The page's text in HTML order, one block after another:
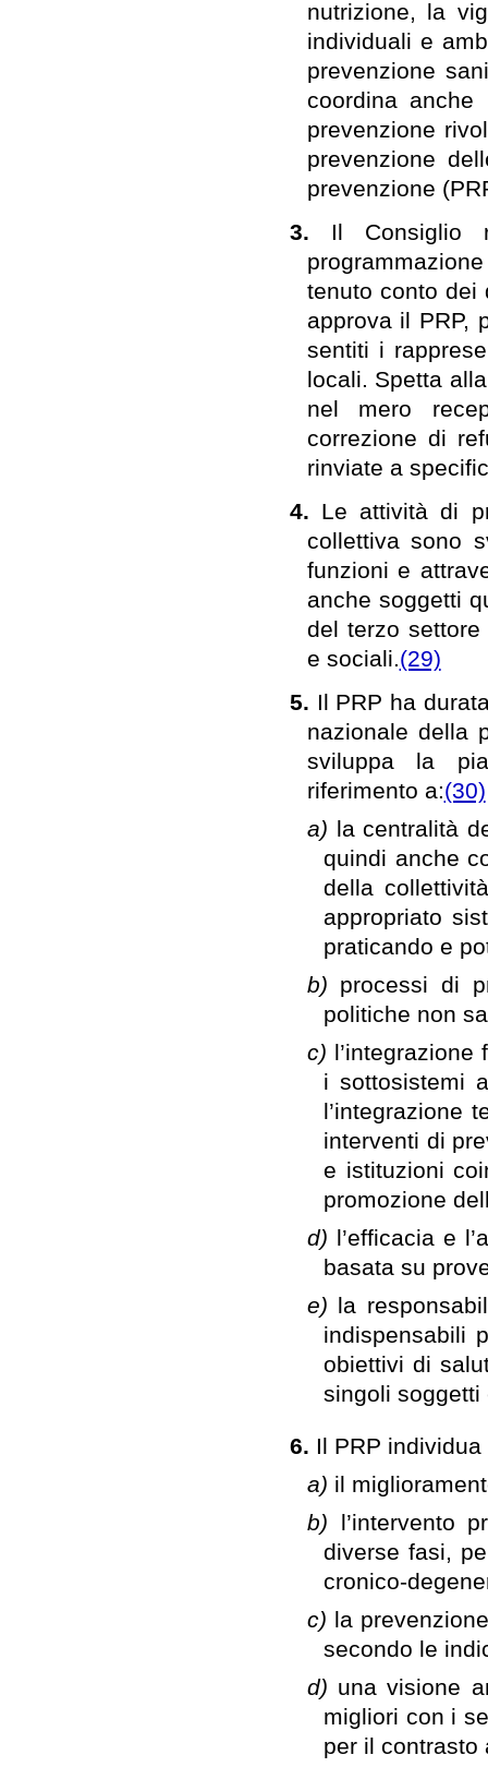
nutrizione, la
individuali e
prevenzione
coordina
prevenzione
prevenzione
prevenzione
3. Il Consiglio
tenuto conto dei
approva il PRP,
sentiti i
locali. Spetta
nel mero
correzione di
rinviate a
4. Le attività di
collettiva sono
funzioni e
anche soggetti
del terzo
e sociali.(29)
5. Il PRP ha
nazionale della
sviluppa la
riferimento a:(30)
a) la centralità
quindi anche
della
appropriato
praticando e
b) processi di
politiche non
c)
i sottosistemi
l’integrazione
interventi di
e istituzioni
promozione
d) l’efficacia e
basata su
e) la
indispensabili
obiettivi di
singoli soggetti
6. Il PRP
a) il
b) l’intervento
diverse fasi,
cronico-
c) la
secondo le
d) una visione
migliori con i
per il contrasto